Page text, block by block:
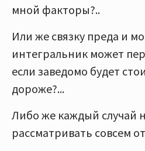
мной факторы?..
Или же связку преда и
интегральник может
если заведомо будет
дороже?...
Либо же каждый случай
рассматривать совсем